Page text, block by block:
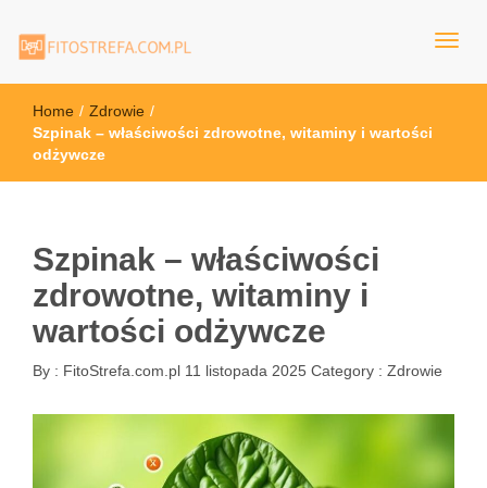
FitoStrefa.com.pl
Home / Zdrowie /
Szpinak – właściwości zdrowotne, witaminy i wartości
odżywcze
Szpinak – właściwości
zdrowotne, witaminy i
wartości odżywcze
By : FitoStrefa.com.pl 11 listopada 2025 Category : Zdrowie